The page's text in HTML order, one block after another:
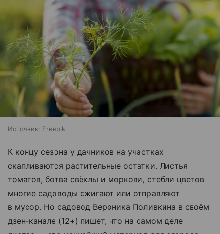
Источник: Freepik
К концу сезона у дачников на участках
скапливаются растительные остатки. Листья
томатов, ботва свёклы и моркови, стебли цветов
многие садоводы сжигают или отправляют
в мусор. Но садовод Вероника Поливкина в своём
дзен-канале (12+) пишет, что на самом деле